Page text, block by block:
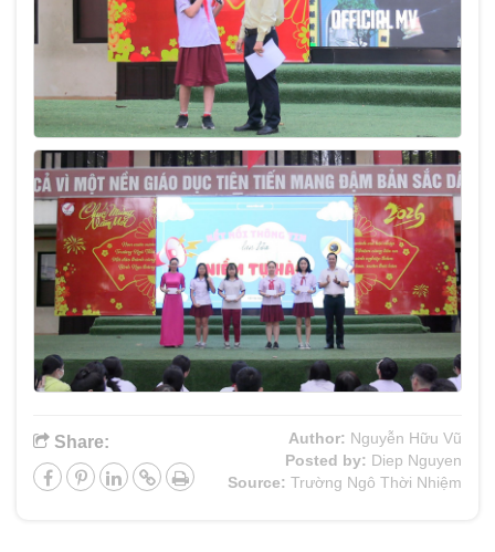
Share: Author: Nguyễn Hữu Vũ
Posted by: Diep Nguyen
Source: Trường Ngô Thời Nhiệm